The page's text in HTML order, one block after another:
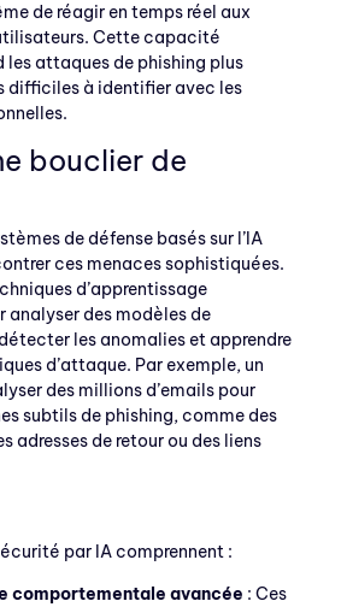
de réagir en temps réel aux
Cette capacité
les attaques de phishing plus
difficiles à identifier avec les
bouclier de
de défense basés sur l’IA
ces menaces sophistiquées.
d’apprentissage
analyser des modèles de
les anomalies et apprendre
d’attaque. Par exemple, un
des millions d’emails pour
subtils de phishing, comme des
adresses de retour ou des liens
par IA comprennent :
comportementale avancée : Ces